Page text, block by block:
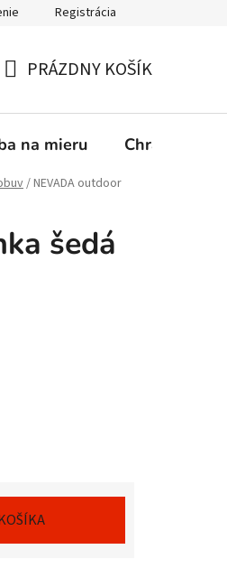
Registrácia
KOŠÍK
PRÁZDNY KOŠÍK
na mieru Chránená
/NEVADA outdoor
šedá